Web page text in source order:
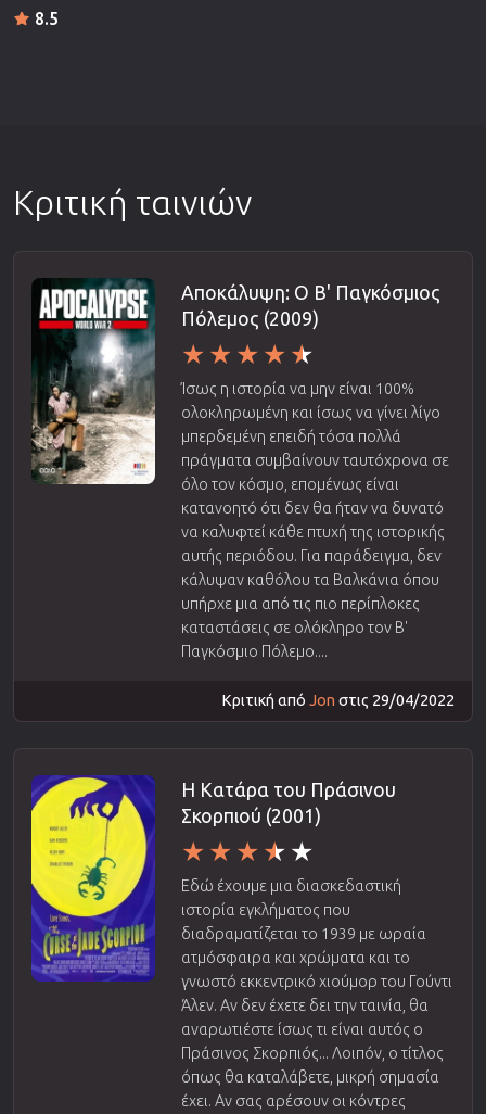
8.5
Κριτική ταινιών
Αποκάλυψη: Ο Β' Παγκόσμιος
Πόλεμος (2009)
Ίσως η ιστορία να μην είναι 100%
ολοκληρωμένη και ίσως να γίνει λίγο
μπερδεμένη επειδή τόσα πολλά
πράγματα συμβαίνουν ταυτόχρονα σε
όλο τον κόσμο, επομένως είναι
κατανοητό ότι δεν θα ήταν να δυνατό
να καλυφτεί κάθε πτυχή της ιστορικής
αυτής περιόδου. Για παράδειγμα, δεν
κάλυψαν καθόλου τα Βαλκάνια όπου
υπήρχε μια από τις πιο περίπλοκες
καταστάσεις σε ολόκληρο τον Β'
Παγκόσμιο Πόλεμο....
Κριτική από Jon στις 29/04/2022
Η Κατάρα του Πράσινου
Σκορπιού (2001)
Εδώ έχουμε μια διασκεδαστική
ιστορία εγκλήματος που
διαδραματίζεται το 1939 με ωραία
ατμόσφαιρα και χρώματα και το
γνωστό εκκεντρικό χιούμορ του Γούντι
Άλεν. Αν δεν έχετε δει την ταινία, θα
αναρωτιέστε ίσως τι είναι αυτός ο
Πράσινος Σκορπιός... Λοιπόν, ο τίτλος
όπως θα καταλάβετε, μικρή σημασία
έχει. Αν σας αρέσουν οι κόντρες